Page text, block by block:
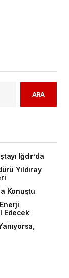
ARA
Iğdır’da
Yıldıray
Konuştu
Edecek